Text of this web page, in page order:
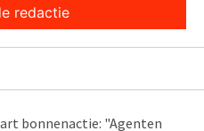
redactie
bonnenactie: "Agenten